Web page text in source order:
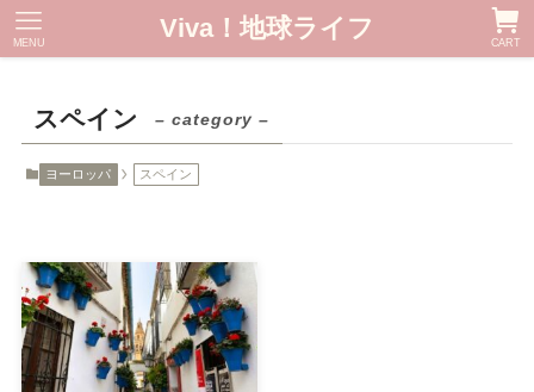
Viva！地球ライフ CART
MENU
スペイン – category –
ヨーロッパ スペイン